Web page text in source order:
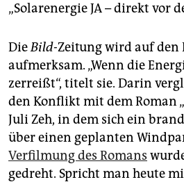
„Solarenergie JA – direkt vor
DieBild-Zeitung wird auf den
aufmerksam. „Wenn die
zerreißt“, titelt sie. Darin
den Konflikt mit dem Roman
Juli Zeh, in dem sich ein
über einen geplanten
Verfilmung des Romans
gedreht. Spricht man heute